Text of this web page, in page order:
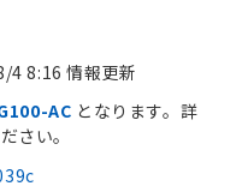
4 8:16 情報更新
AC となります。詳
さい。